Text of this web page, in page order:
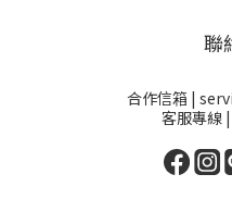
聯
合作信箱 |
客服專線